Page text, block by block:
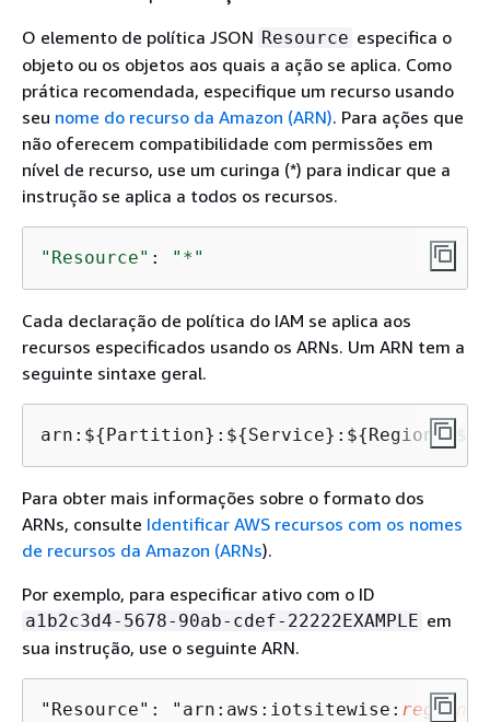
O elemento de política JSON Resource especifica o
objeto ou os objetos aos quais a ação se aplica. Como
prática recomendada, especifique um recurso usando
seu nome do recurso da Amazon (ARN). Para ações que
não oferecem compatibilidade com permissões em
nível de recurso, use um curinga (*) para indicar que a
instrução se aplica a todos os recursos.
"Resource" : "*"
Cada declaração de política do IAM se aplica aos
recursos especificados usando os ARNs. Um ARN tem a
seguinte sintaxe geral.
arn:${Partition}:${Service}:${Region}:$
Para obter mais informações sobre o formato dos
ARNs, consulte Identificar AWS recursos com os nomes
de recursos da Amazon (ARNs).
Por exemplo, para especificar ativo com o ID
a1b2c3d4-5678-90ab-cdef-22222EXAMPLE em
sua instrução, use o seguinte ARN.
"Resource": "arn:aws:iotsitewise: region